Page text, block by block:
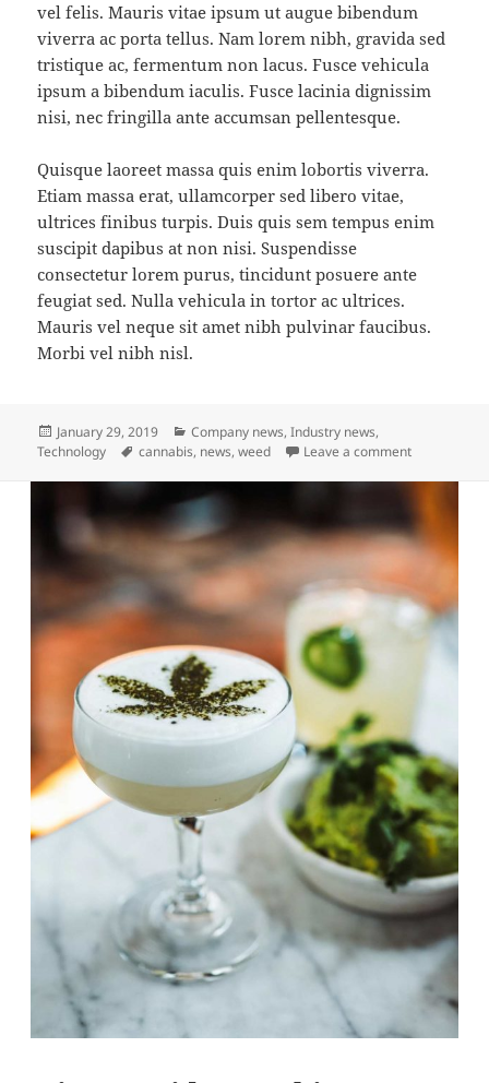
vel felis. Mauris vitae ipsum ut augue bibendum
viverra ac porta tellus. Nam lorem nibh, gravida sed
tristique ac, fermentum non lacus. Fusce vehicula
ipsum a bibendum iaculis. Fusce lacinia dignissim
nisi, nec fringilla ante accumsan pellentesque.
Quisque laoreet massa quis enim lobortis viverra.
Etiam massa erat, ullamcorper sed libero vitae,
ultrices finibus turpis. Duis quis sem tempus enim
suscipit dapibus at non nisi. Suspendisse
consectetur lorem purus, tincidunt posuere ante
feugiat sed. Nulla vehicula in tortor ac ultrices.
Mauris vel neque sit amet nibh pulvinar faucibus.
Morbi vel nibh nisl.
Posted
on
January 29, 2019 Categories
Company news,Industry news,
Technology
Tags
cannabis, news,weed Leave a commenton Lorem